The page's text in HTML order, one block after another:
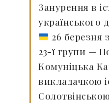
Занурення в
українського
26 березня
23-ї групи —
Комуніцька
викладачкою